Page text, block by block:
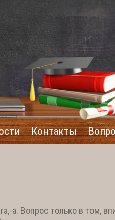
Контакты
a. Вопрос только в том,